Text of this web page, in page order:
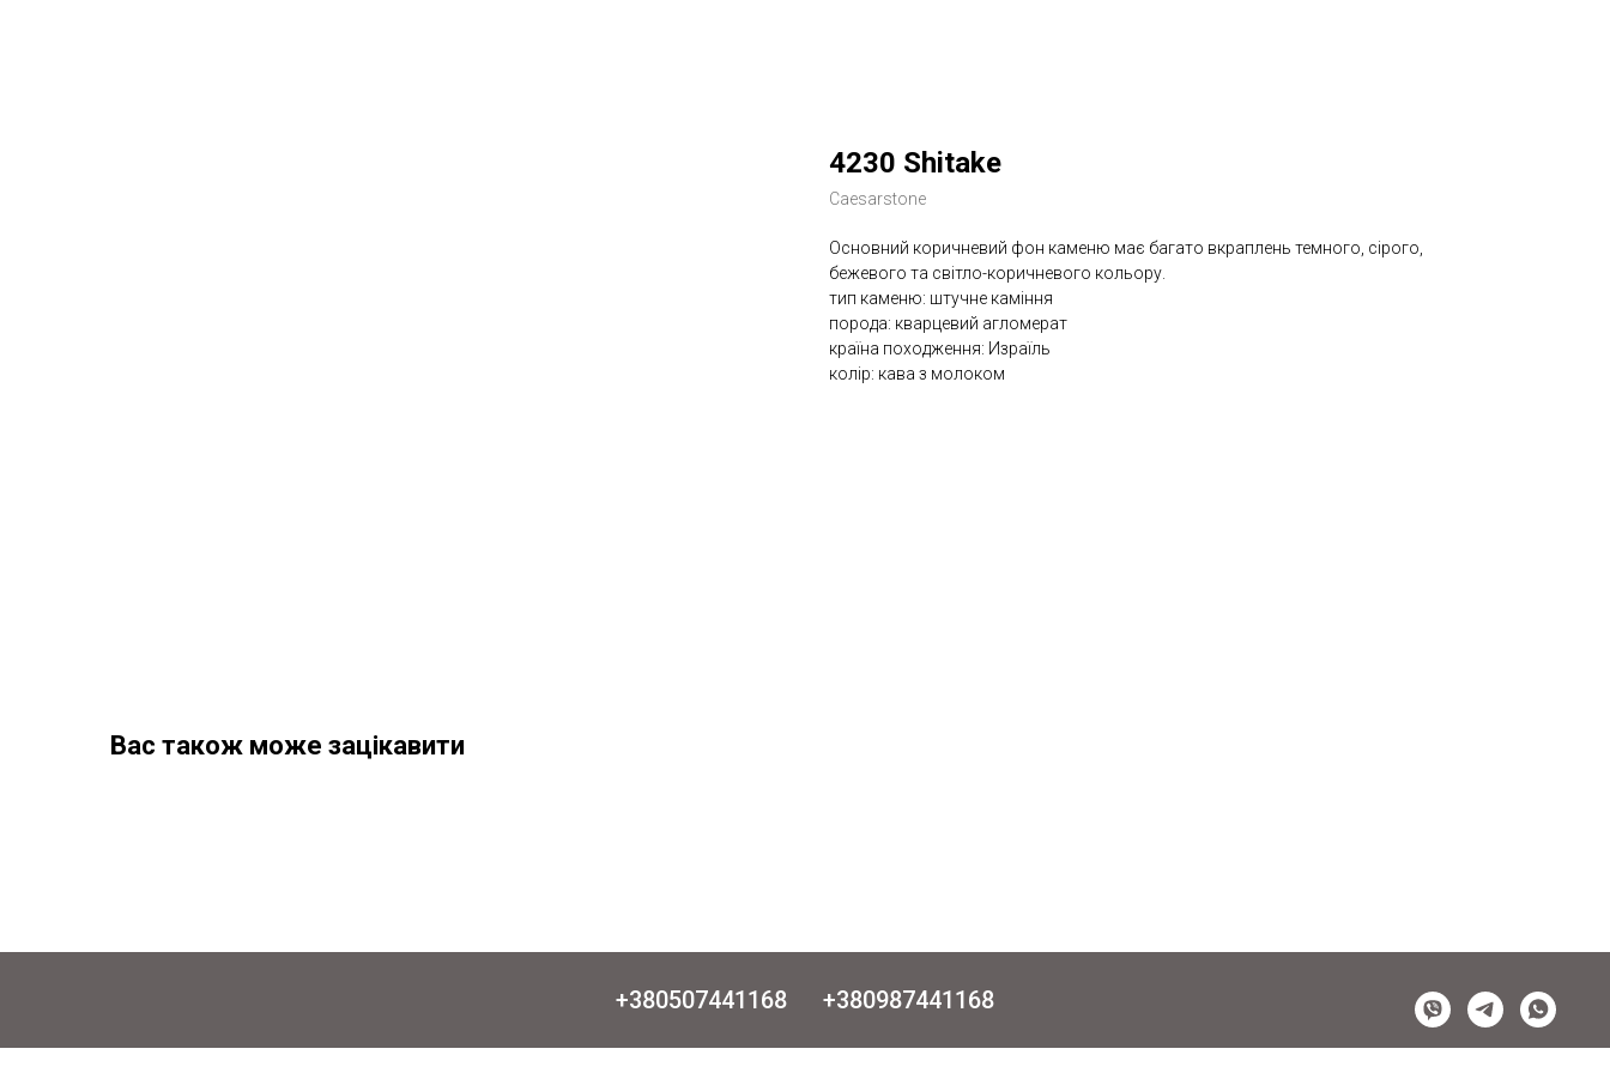
4230 Shitake
Caesarstone
Основний коричневий фон каменю має багато вкраплень темного, сірого,
бежевого та світло-коричневого кольору.
тип каменю: штучне каміння
порода: кварцевий агломерат
країна походження: Израїль
колір: кава з молоком
Вас також може зацікавити
+380507441168 +380987441168